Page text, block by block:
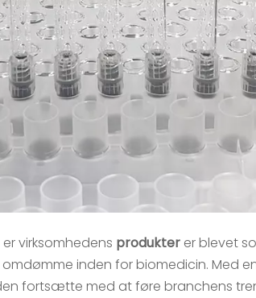
virksomhedens produkter er blevet
inden for biomedicin. Med
fortsætte med at føre branchens